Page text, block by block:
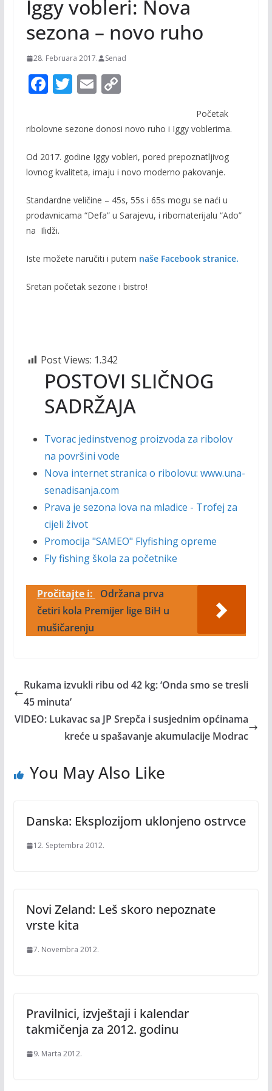
Iggy vobleri: Nova
sezona – novo ruho
28. Februara 2017. Senad
F
e
o
o
k
T
itt
E
ai
C
p
Li
n
k
Početak
ribolovne sezone donosi novo ruho i Iggy voblerima.
Od 2017. godine Iggy vobleri, pored prepoznatljivog
lovnog kvaliteta, imaju i novo moderno pakovanje.
Standardne veličine – 45s, 55s i 65s mogu se naći u
prodavnicama “Defa” u Sarajevu, i ribomaterijalu “Ado”
na Ilidži.
Iste možete naručiti i putem naše Facebook stranice.
Sretan početak sezone i bistro!
Post Views: 1.342
POSTOVI SLIČNOG
SADRŽAJA
Tvorac jedinstvenog proizvoda za ribolov
na površini vode
Nova internet stranica o ribolovu: www.una-
senadisanja.com
Prava je sezona lova na mladice - Trofej za
cijeli život
Promocija "SAMEO" Flyfishing opreme
Fly fishing škola za početnike
Pročitajte i:
Održana prva
četiri kola Premijer lige BiH u
mušičarenju
Rukama izvukli ribu od 42 kg: ‘Onda smo se tresli
45 minuta’
VIDEO: Lukavac sa JP Srepča i susjednim općinama
kreće u spašavanje akumulacije Modrac
You May Also Like
Danska: Eksplozijom uklonjeno ostrvce
12. Septembra 2012.
Novi Zeland: Leš skoro nepoznate
vrste kita
7. Novembra 2012.
Pravilnici, izvještaji i kalendar
takmičenja za 2012. godinu
9. Marta 2012.